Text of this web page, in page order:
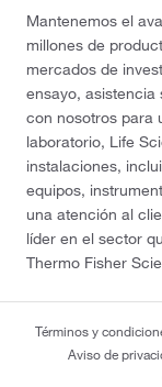
Mantenemos el
millones de
mercados de
ensayo, asistencia
con nosotros para
laboratorio, Life
instalaciones,
equipos,
una atención al
líder en el sector
Thermo Fisher
Términos y
Aviso de